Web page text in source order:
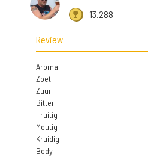
13.288
Review
Aroma
Zoet
Zuur
Bitter
Fruitig
Moutig
Kruidig
Body